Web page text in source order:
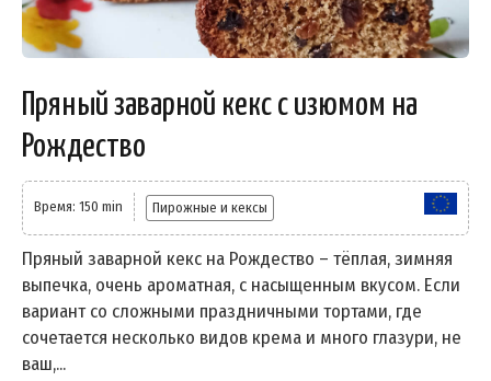
Пряный заварной кекс с изюмом на
Рождество
Время: 150 min Пирожные и кексы
Пряный заварной кекс на Рождество – тёплая, зимняя
выпечка, очень ароматная, с насыщенным вкусом. Если
вариант со сложными праздничными тортами, где
сочетается несколько видов крема и много глазури, не
ваш,...